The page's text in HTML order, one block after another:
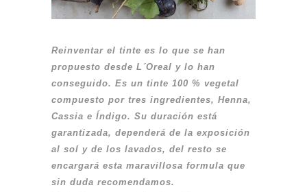
Reinventar el tinte es lo que se han
propuesto desde L´Oreal y lo han
conseguido. Es un tinte 100 % vegetal
compuesto por tres ingredientes, Henna,
Cassia e Índigo. Su duración está
garantizada, dependerá de la exposición
al sol y de los lavados, del resto se
encargará esta maravillosa formula que
sin duda recomendamos.